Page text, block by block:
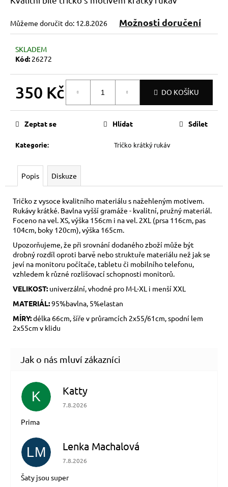
Můžeme doručit do: 12.8.2026 Možnosti doručení
SKLADEM
Kód: 26272
350 Kč DO KOŠÍKU
Kategorie: Tričko krátký rukáv
Zeptat se Hlídat Sdílet
Popis Diskuze
Tričko z vysoce kvalitního materiálu s nažehleným motivem.
Rukávy krátké. Bavlna vyšší gramáže - kvalitní, pružný materiál.
Foceno na vel. XS, výška 156cm i na vel. 2XL (prsa 116cm, pas
104cm, boky 120cm), výška 165cm.
Upozorňujeme, že při srovnání dodaného zboží může být
drobný rozdíl oproti barvě nebo struktuře materiálu než jak se
jeví na monitoru počítače, tabletu či mobilního telefonu,
vzhledem k různé rozlišovací schopnosti monitorů.
VELIKOST: univerzální, vhodné pro M-L-XL i menší XXL
MATERIÁL:95%bavlna, 5%elastan
MÍRY:délka 66cm, šíře v průramcích 2x55/61cm, spodní lem
2x55cm v klidu
K Katty
Hodnocení obchodu je 5 z 5 hvězdiček.
7.8.2026
Prima
LM Lenka Machalová
Hodnocení obchodu je 5 z 5 hvězdiček.
7.8.2026
Šaty jsou super
j
e
m
e